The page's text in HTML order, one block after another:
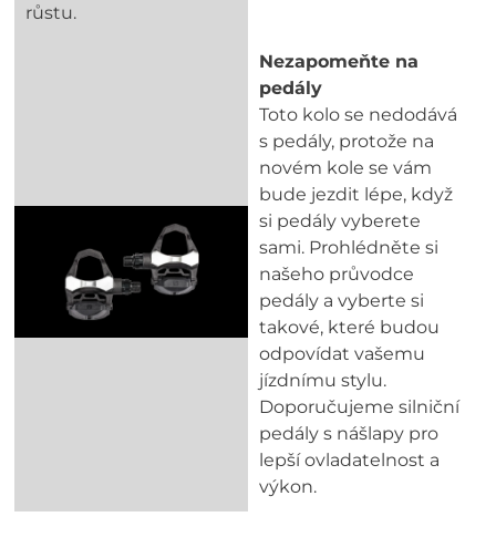
růstu.
Nezapomeňte na
pedály
Toto kolo se nedodává
s pedály, protože na
novém kole se vám
bude jezdit lépe, když
si pedály vyberete
sami. Prohlédněte si
našeho průvodce
pedály a vyberte si
takové, které budou
odpovídat vašemu
jízdnímu stylu.
Doporučujeme silniční
pedály s nášlapy pro
lepší ovladatelnost a
výkon.